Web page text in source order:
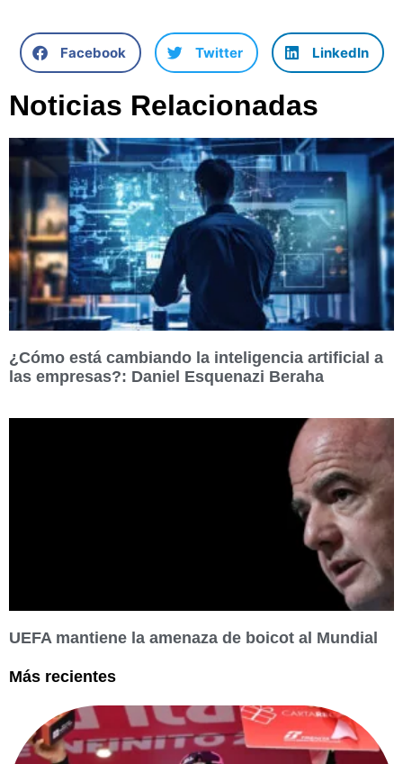
Facebook Twitter LinkedIn
Noticias Relacionadas
¿Cómo está cambiando la inteligencia artificial a
las empresas?: Daniel Esquenazi Beraha
UEFA mantiene la amenaza de boicot al Mundial
Más recientes